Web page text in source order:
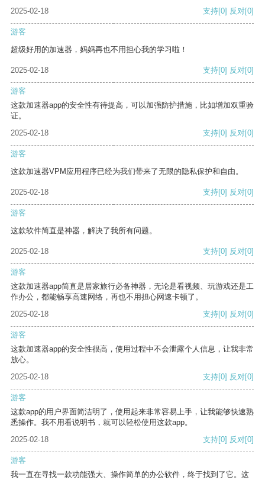
2025-02-18 支持[0] 反对[0]
游客
超级好用的加速器，妈妈再也不用担心我的学习啦！
2025-02-18 支持[0] 反对[0]
游客
这款加速器app的安全性有待提高，可以加强防护措施，比如增加双重验
证。
2025-02-18
支持[0] 反对[0]
游客
这款加速器VPM应用程序已经为我们带来了无限的隐私保护和自由。
2025-02-18 支持[0] 反对[0]
游客
这款软件简直是神器，解决了我所有问题。
2025-02-18 支持[0] 反对[0]
游客
这款加速器app简直是居家旅行必备神器，无论是看视频、玩游戏还是工
作办公，都能畅享高速网络，再也不用担心网速卡顿了。
2025-02-18
支持[0] 反对[0]
游客
这款加速器app的安全性很高，使用过程中不会泄露个人信息，让我非常
放心。
2025-02-18
支持[0] 反对[0]
游客
这款app的用户界面简洁明了，使用起来非常容易上手，让我能够快速熟
悉操作。我不用看说明书，就可以轻松使用这款app。
2025-02-18
支持[0] 反对[0]
游客
我一直在寻找一款功能强大、操作简单的办公软件，终于找到了它。这